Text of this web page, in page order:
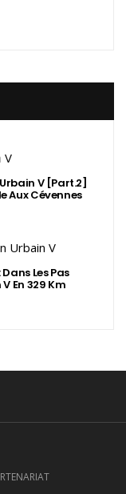
V [Part.2]
Aux Cévennes
Dans Les Pas
V En 329 Km